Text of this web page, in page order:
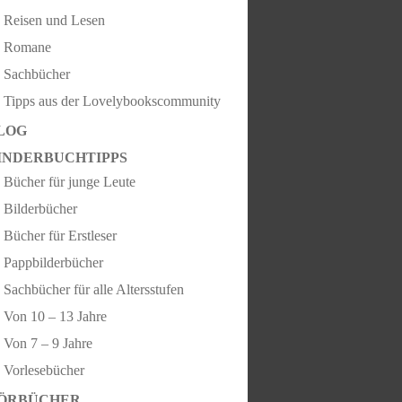
Reisen und Lesen
Romane
Sachbücher
Tipps aus der Lovelybookscommunity
Bücher für junge Leute
Bilderbücher
Bücher für Erstleser
Pappbilderbücher
Sachbücher für alle Altersstufen
Von 10 – 13 Jahre
Von 7 – 9 Jahre
Vorlesebücher